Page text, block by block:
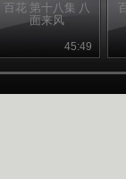
百花 第十八集 八
面来风
45:49